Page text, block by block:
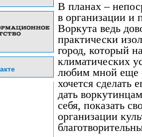
В планах –
в организации и
Воркута ведь
практически
город, который
климатических
любим мной еще
хочется сделать
дать
себя, показать
организации